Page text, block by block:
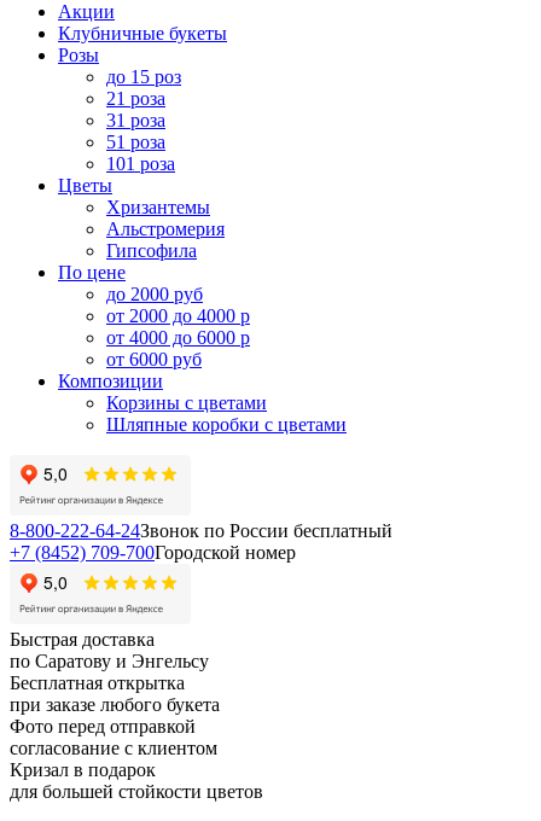
Акции
Клубничные букеты
Розы
до 15 роз
21 роза
31 роза
51 роза
101 роза
Цветы
Хризантемы
Альстромерия
Гипсофила
По цене
до 2000 руб
от 2000 до 4000 р
от 4000 до 6000 р
от 6000 руб
Композиции
Корзины с цветами
Шляпные коробки с цветами
8-800-222-64-24Звонок по России бесплатный
+7 (8452) 709-700Городской номер
Быстрая доставка
по Саратову и Энгельсу
Бесплатная открытка
при заказе любого букета
Фото перед отправкой
согласование с клиентом
Кризал в подарок
для большей стойкости цветов